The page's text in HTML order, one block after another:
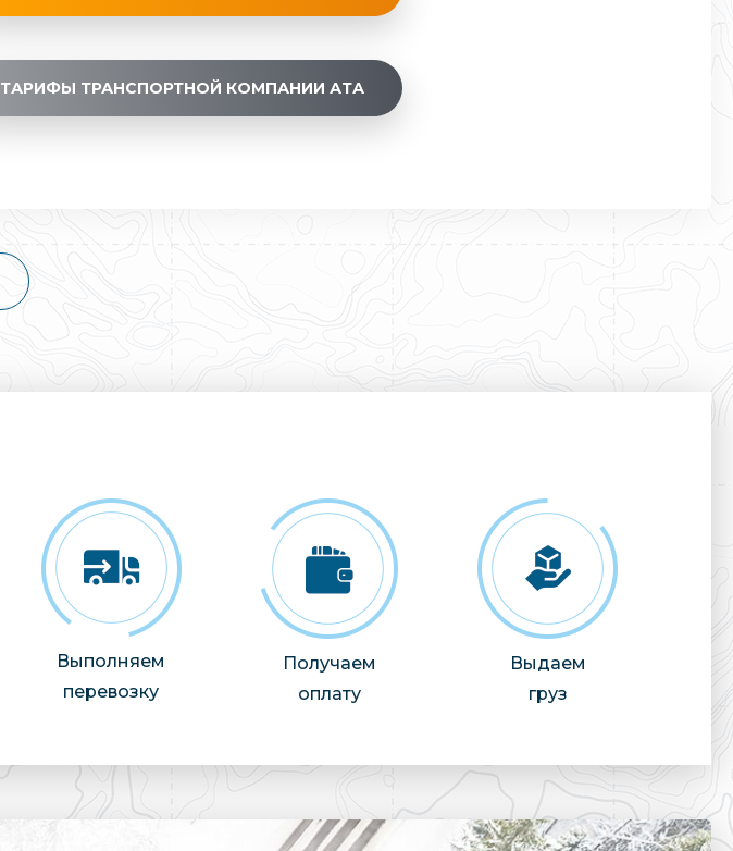
ТАРИФЫ ТРАНСПОРТНОЙ КОМПАНИИ АТА
Выполняем
перевозку
Получаем
оплату
Выдаем
груз